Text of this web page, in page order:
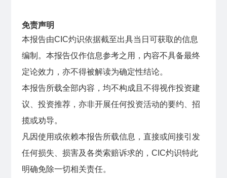
免责声明
本报告由CIC灼识依据截至出具当日可获取的信息
编制。本报告仅作信息参考之用，内容不具备最终
定论效力，亦不得被解读为确定性结论。
本报告所载全部内容，均不构成且不得视作投资建
议、投资推荐，亦非开展任何投资活动的要约、招
揽或劝导。
凡因使用或依赖本报告所载信息，直接或间接引发
任何损失、损害及各类索赔诉求的，CIC灼识特此
明确免除一切相关责任。